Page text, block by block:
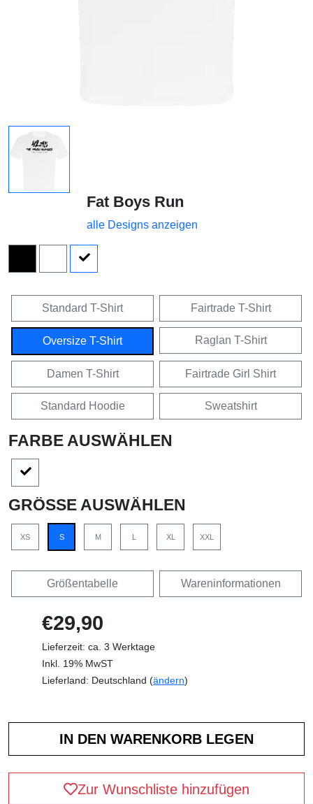
Fat Boys Run
alle Designs anzeigen
Standard T-Shirt Fairtrade T-Shirt
Oversize T-Shirt Raglan T-Shirt
Damen T-Shirt Fairtrade Girl Shirt
Standard Hoodie Sweatshirt
FARBE AUSWÄHLEN
GRÖSSE AUSWÄHLEN
XS S M L XL XXL
Größentabelle Wareninformationen
€29,90
Lieferzeit: ca. 3 Werktage
Inkl. 19% MwST
Lieferland: Deutschland (ändern)
Zur Wunschliste hinzufügen